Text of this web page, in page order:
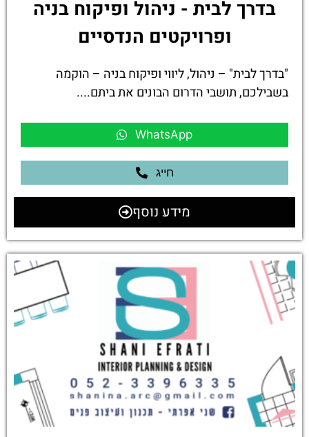
בדרך לבית - ניהול ופיקוח בניה
ופרויקטים הנדסיים
"בדרך לבית" – ניהול, ליווי ופיקוח בניה – הוקמה
בשבילכם, תושבי הדרום הבונים את ביתם....
WhatsApp
חייג
מידע נוסף